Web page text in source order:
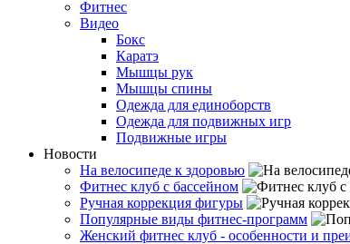
Фитнес
Видео
Бокс
Каратэ
Мышцы рук
Мышцы спины
Одежда для единоборств
Одежда для подвижных игр
Подвижные игры
Новости
На велосипеде к здоровью
Фитнес клуб с бассейном
Ручная коррекция фигуры
Популярные виды фитнес-программ
Женский фитнес клуб - особенности и